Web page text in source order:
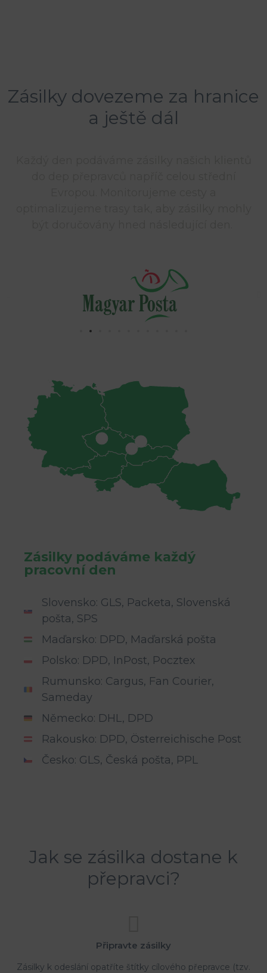
Zásilky dovezeme za hranice
a ještě dál
Zásilky podáváme každý
pracovní den
Slovensko: GLS, Packeta, Slovenská
pošta, SPS
Maďarsko: DPD, Maďarská pošta
Polsko: DPD, InPost, Pocztex
Rumunsko: Cargus, Fan Courier,
Sameday
Německo: DHL, DPD
Rakousko: DPD, Österreichische Post
Česko: GLS, Česká pošta, PPL
Jak se zásilka dostane k
přepravci?
Připravte zásilky
Zásilky k odeslání opatříte štítky cílového přepravce (tzv.